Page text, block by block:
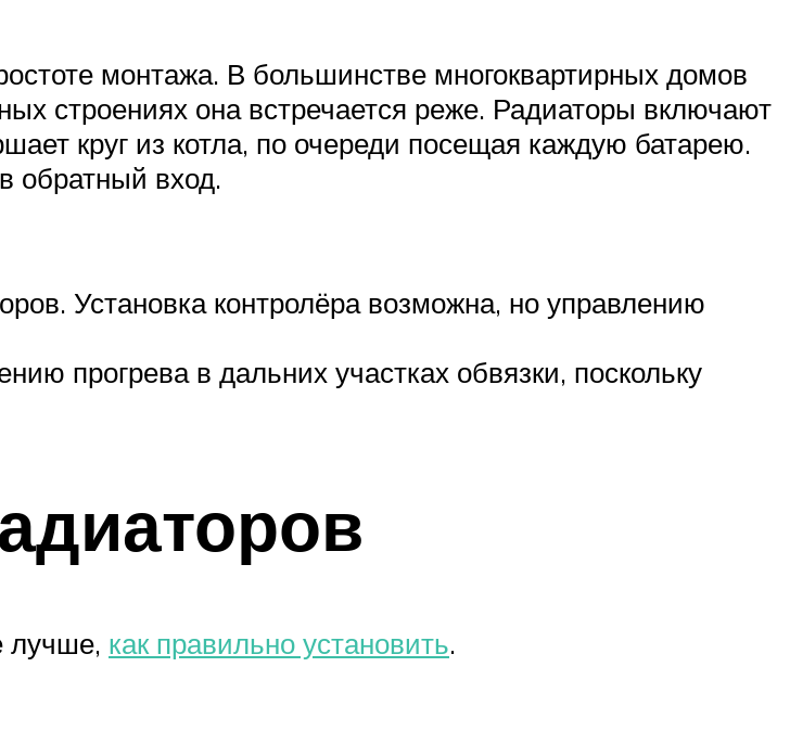
монтажа. В большинстве многоквартирных домов
строениях она встречается реже. Радиаторы включают
круг из котла, по очереди посещая каждую батарею.
обратный вход.
Установка контролёра возможна, но управлению
прогрева в дальних участках обвязки, поскольку
лучше, как правильно установить.